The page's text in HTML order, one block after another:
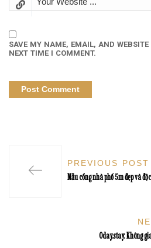
SAVE MY NAME, EMAIL, AND WEBSITE
NEXT TIME I COMMENT.
PREVIOUS POST
Mẫu cổng nhà phố 5m đẹp và
Oday.stay: Không